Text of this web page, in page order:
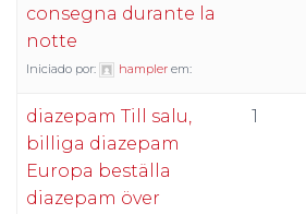
consegna durante la
notte
Iniciado por: hampler em:
diazepam Till salu,
billiga diazepam
Europa beställa
diazepam över
1